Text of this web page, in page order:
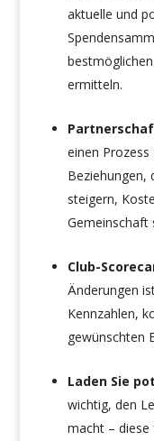
aktuelle und
ermitteln.
einen
Beziehungen,
steigern,
Gemeinschaft
Club-
Änderungen
Kennzahlen,
gewünschten
Laden Sie
wichtig, den
macht – diese